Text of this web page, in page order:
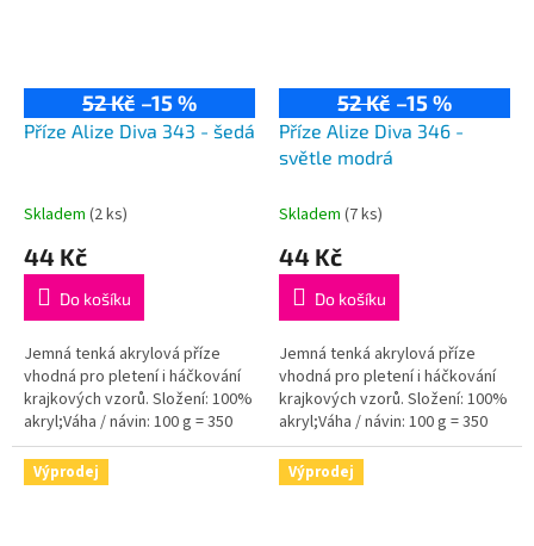
52 Kč –15 %
Příze Alize Diva 343 - šedá
Skladem (2 ks)
44 Kč
Do košíku
Jemná tenká akrylová příze
vhodná pro pletení i háčkování
krajkových vzorů. Složení: 100%
akryl;Váha / návin: 100 g = 350
m;Doporučená velikost jehlic /...
52 Kč –15 %
Příze Alize Diva 346 -
světle modrá
Skladem (7 ks)
44 Kč
Do košíku
Jemná tenká akrylová příze
vhodná pro pletení i háčkování
krajkových vzorů. Složení: 100%
akryl;Váha / návin: 100 g = 350
m;Doporučená velikost jehlic /...
Výprodej Výprodej